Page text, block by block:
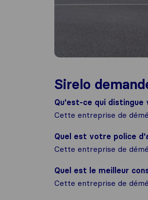
Sirelo
Qu'est-ce qui
Cette entreprise de
Quel est votre police
Cette entreprise de
Quel est le meilleur
Cette entreprise de